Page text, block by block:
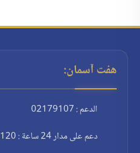
هفت آسمان:
الدعم : 02179107
دعم على مدار 24 ساعة : 09152142120